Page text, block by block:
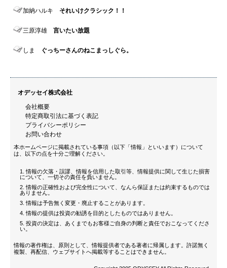
加納ハルキ それいけクラシック！！
三原淳雄 言いたい放題
しま ぐっちーさんのねこまっしぐら。
オデッセイ株式会社
会社概要
特定商取引法に基づく表記
プライバシーポリシー
お問い合わせ
本ホームページに掲載されている事項（以下「情報」といいます）について
は、以下の点を十分ご理解ください。
情報の欠落・誤謬、情報を信用した取引等、情報提供に関して生じた損害
について、一切その責任を負いません。
情報の正確性および完全性について、なんら保証または約束するものでは
ありません。
情報は予告無く変更・廃止することがあります。
情報の提供は投資の勧誘を目的としたものではありません。
投資の決定は、あくまでもお客様ご自身の判断と責任でおこなってくださ
い。
情報の著作権は、原則として、情報提供者である著者に帰属します。許諾無く
複製、再配信、ウェブサイトへ掲載等することはできません。